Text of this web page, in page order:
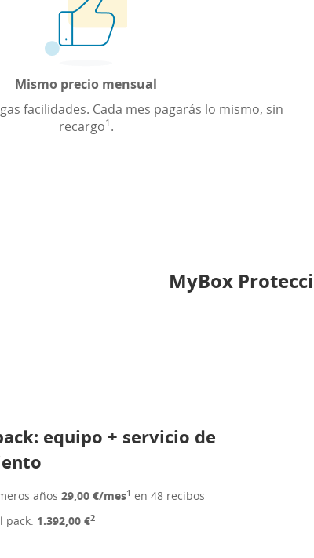
Mismo precio mensual
facilidades. Cada mes pagarás lo mismo, sin
recargo1.
MyBox
equipo + servicio de
años 29,00 €/mes1 en 48 recibos
pack: 1.392,00 €2